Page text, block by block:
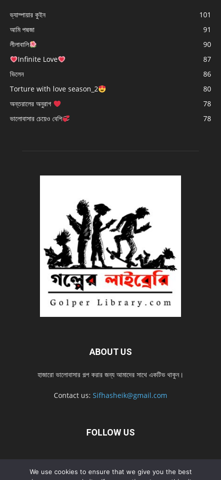
ভ্যাম্পায়ার কুইন
101
আমি পদ্মজা
91
লীলাবালি
90
Infinite Love
87
ভিলেন
86
Torture with love season_2
80
অন্তরালের অনুরাগ
78
ভালোবাসার চেয়েও বেশি
78
ABOUT US
হাজারো ভালোবাসার গল্প করার জন্য আমাদের সাথে একটিভ থাকুন।
Contact us: Sifhasheik@gmail.com
FOLLOW US
Home Contact us Privacy Policy শ্রেনী
শ্রেনী – mobile
We use cookies to ensure that we give you the best